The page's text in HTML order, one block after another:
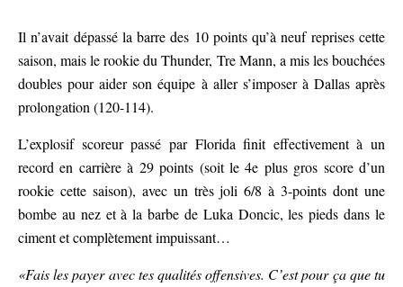
Il n’avait dépassé la barre des 10 points qu’à neuf reprises cette
saison, mais le rookie du Thunder, Tre Mann, a mis les bouchées
doubles pour aider son équipe à aller s’imposer à Dallas après
prolongation (120-114).
L’explosif scoreur passé par Florida finit effectivement à un
record en carrière à 29 points (soit le 4e plus gros score d’un
rookie cette saison), avec un très joli 6/8 à 3-points dont une
bombe au nez et à la barbe de Luka Doncic, les pieds dans le
ciment et complètement impuissant…
«Fais les payer avec tes qualités offensives. C’est pour ça que tu